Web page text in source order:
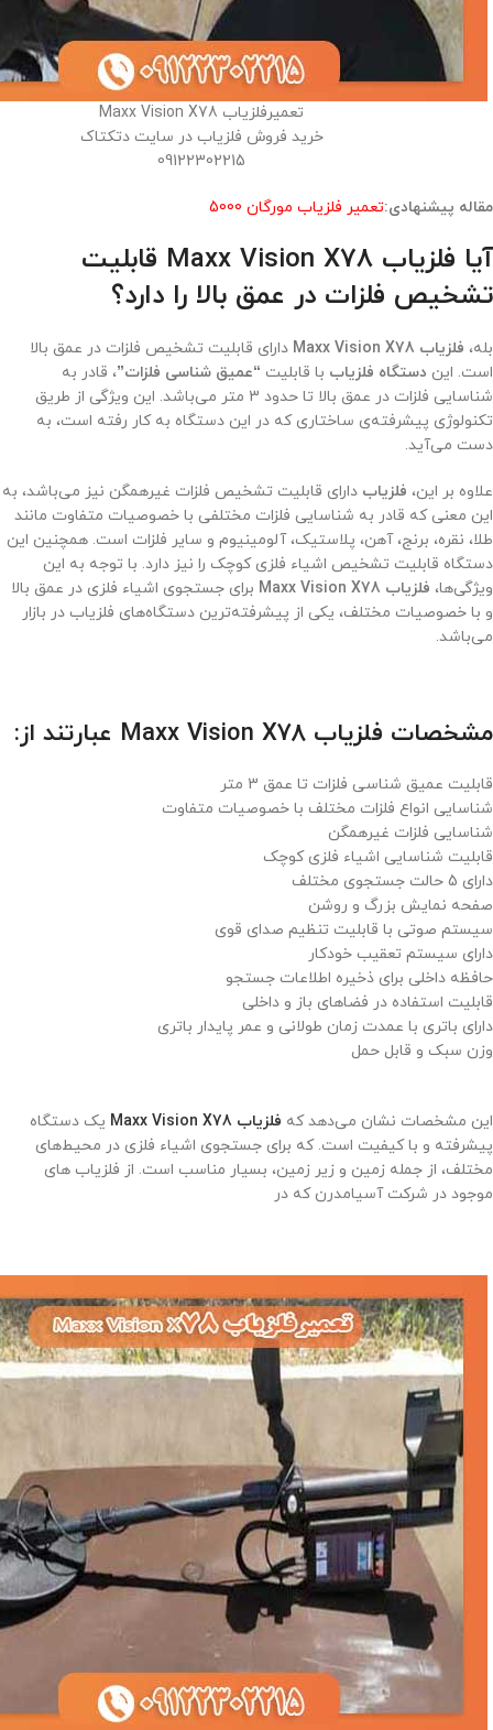
تعمیرفلزیاب Maxx Vision X78
خرید فروش فلزیاب در سایت دتکتاک
09122302215
مقاله پیشنهادی:تعمیر فلزیاب مورگان 5000
آیا فلزیاب Maxx Vision X78 قابلیت
تشخیص فلزات در عمق بالا را دارد؟
بله، فلزیاب Maxx Vision X78
دارای قابلیت تشخیص فلزات در عمق بالا
است. این دستگاه فلزیاب با قابلیت “عمیق شناسی فلزات”، قادر به
شناسایی فلزات در عمق بالا تا حدود 3 متر می‌باشد. این ویژگی از طریق
تکنولوژی پیشرفته‌ی ساختاری که در این دستگاه به کار رفته است، به
دست می‌آید.
علاوه بر این، فلزیاب دارای قابلیت تشخیص فلزات غیرهمگن نیز می‌باشد، به
این معنی که قادر به شناسایی فلزات مختلفی با خصوصیات متفاوت مانند
طلا، نقره، برنج، آهن، پلاستیک، آلومینیوم و سایر فلزات است. همچنین این
دستگاه قابلیت تشخیص اشیاء فلزی کوچک را نیز دارد. با توجه به این
ویژگی‌ها، فلزیاب Maxx Vision X78
برای جستجوی اشیاء فلزی در عمق بالا
و با خصوصیات مختلف، یکی از پیشرفته‌ترین دستگاه‌های فلزیاب در بازار
می‌باشد.
مشخصات فلزیاب Maxx Vision X78 عبارتند از:
قابلیت عمیق شناسی فلزات تا عمق 3 متر
شناسایی انواع فلزات مختلف با خصوصیات متفاوت
شناسایی فلزات غیرهمگن
قابلیت شناسایی اشیاء فلزی کوچک
دارای 5 حالت جستجوی مختلف
صفحه نمایش بزرگ و روشن
سیستم صوتی با قابلیت تنظیم صدای قوی
دارای سیستم تعقیب خودکار
حافظه داخلی برای ذخیره اطلاعات جستجو
قابلیت استفاده در فضاهای باز و داخلی
دارای باتری با عمدت زمان طولانی و عمر پایدار باتری
وزن سبک و قابل حمل
این مشخصات نشان می‌دهد که فلزیاب Maxx Vision X78
یک دستگاه
پیشرفته و با کیفیت است. که برای جستجوی اشیاء فلزی در محیط‌های
مختلف، از جمله زمین و زیر زمین، بسیار مناسب است. از فلزیاب های
موجود در شرکت آسیامدرن که در